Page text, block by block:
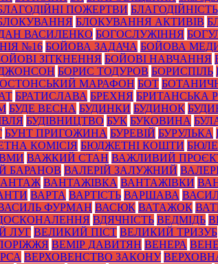
ПОЖЕРТВИ БЛАГОДІЙНІСТЬ
БЛОКУВАННЯ АКТИВІВ
ВАСИЛЕНКО БОГОСЛУЖІННЯ
№16 БОЙОВА ЗАДАЧА БОЙОВА
ЗІТКНЕННЯ БОЙОВІ НАВЧАННЯ
БОРИС ТОДУРОВ БОРИСПІЛЬ
МАРАФОН БОТ
БРАТИСЛАВА БРЕХНЯ БРИТАНСЬКА
БУДЕ ВЕСНА БУДИНКИ БУДИНОК
БУДІВНИЦТВО БУК БУКОВИНА
БУНТ ПРИГОЖИНА БУРЕВІЙ БУРУЛЬКА
КОМІСІЯ БЮДЖЕТНІ КОШТИ
ВАЖКИЙ СТАН ВАЖЛИВИЙ
БАРАНОВ ВАЛЕРІЙ ЗАЛУЖНИЙ
ВАНТАЖІВКА ВАНТАЖІВКИ
ВАРТА ВАРТІСТЬ ВАРШАВА
ФУРМАН ВАСЮК ВАТАЖОК
ВДЯЧНІСТЬ ВЕДМІДЬ
ЛУГ ВЕЛИКИЙ ПІСТ ВЕЛИКИЙ ТРИЗУБ
ВЕМІР ДАВИТЯН ВЕНЕРА
ВЕРХОВЕНСТВО ЗАКОНУ